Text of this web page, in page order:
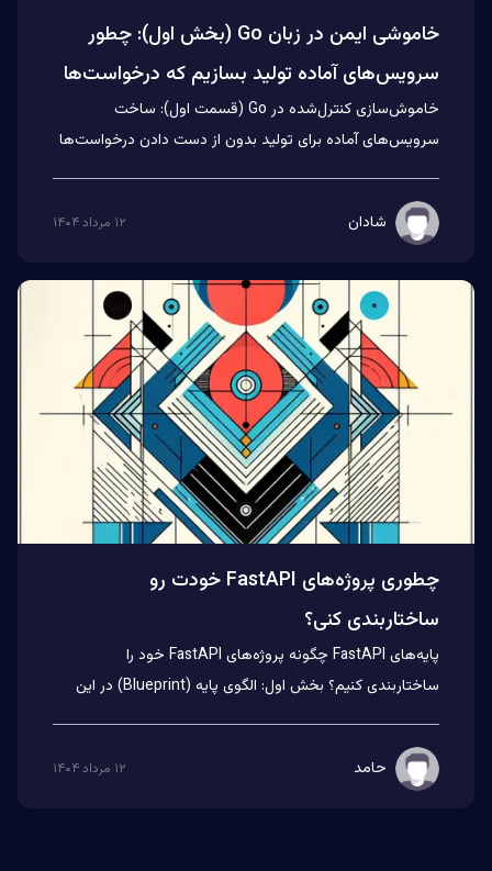
خاموشی ایمن در زبان Go (بخش اول): چطور
سرویس‌های آماده تولید بسازیم که درخواست‌ها
رو از دست ندن
خاموش‌سازی کنترل‌شده در Go (قسمت اول): ساخت
سرویس‌های آماده برای تولید بدون از دست دادن درخواست‌ها
شادان ۱۲ مرداد ۱۴۰۴
چطوری پروژه‌های FastAPI خودت رو
ساختاربندی کنی؟
پایه‌های FastAPI چگونه پروژه‌های FastAPI خود را
ساختاربندی کنیم؟ بخش اول: الگوی پایه (Blueprint) در این
حامد ۱۲ مرداد ۱۴۰۴